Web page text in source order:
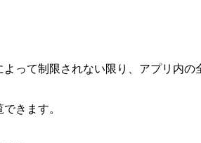
って制限されない限り、アプリ内の
きます。